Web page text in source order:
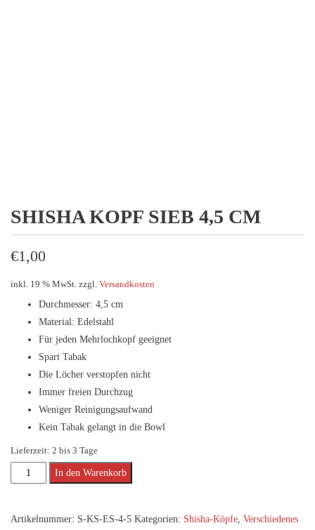
SHISHA KOPF SIEB 4,5 CM
€1,00
inkl. 19 % MwSt. zzgl. Versandkosten
Durchmesser: 4,5 cm
Material: Edelstahl
Für jeden Mehrlochkopf geeignet
Spart Tabak
Die Löcher verstopfen nicht
Immer freien Durchzug
Weniger Reinigungsaufwand
Kein Tabak gelangt in die Bowl
Lieferzeit: 2 bis 3 Tage
Shisha
4,5
In den Warenkorb
Artikelnummer: S-KS-ES-4-5 Kategorien: Shisha-Köpfe Verschiedenes